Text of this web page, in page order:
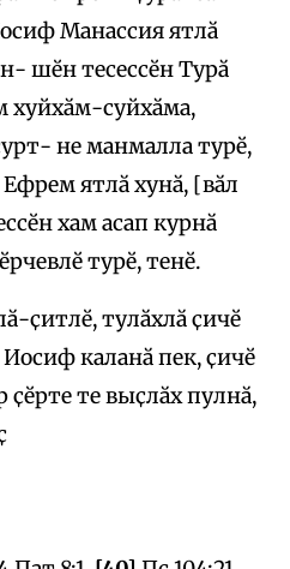
Манассия ятлӑ
шӗн тесессӗн Турӑ
хуйхӑм-суйхӑма,
не манмалла турӗ,
ятлӑ хунӑ, [вӑл
хам асап курнӑ
турӗ, тенӗ.
ҫитлӗ, тулӑхлӑ ҫичӗ
Иосиф каланӑ пек, ҫичӗ
ҫӗрте те выҫлӑх пулнӑ,